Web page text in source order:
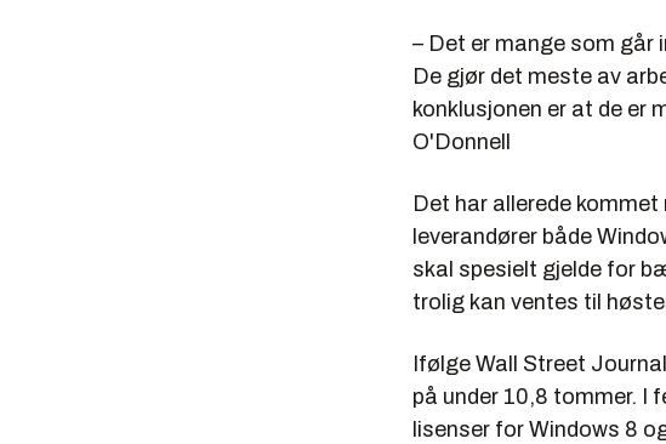
– Det er mange som går
De gjør det meste av
konklusjonen er at de er
O'Donnell
Det har allerede
leverandører både
skal spesielt gjelde for
trolig kan ventes til
Ifølge Wall Street
på under 10,8 tommer. I
lisenser for Windows 8